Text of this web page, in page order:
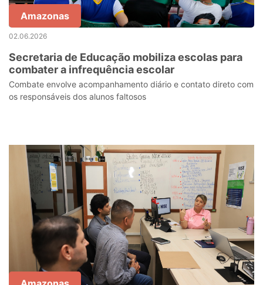
Amazonas
02.06.2026
Secretaria de Educação mobiliza escolas para
combater a infrequência escolar
Combate envolve acompanhamento diário e contato direto com
os responsáveis dos alunos faltosos